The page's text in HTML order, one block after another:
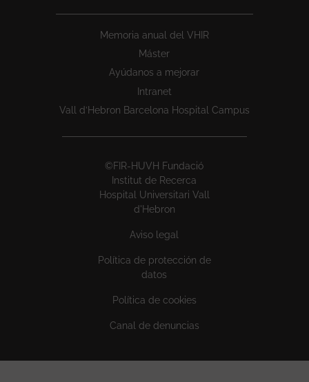
Memoria anual del VHIR
Máster
Ayúdanos a mejorar
Intranet
Vall d’Hebron Barcelona Hospital Campus
©FIR-HUVH Fundació
Institut de Recerca
Hospital Universitari Vall
d'Hebron
Aviso legal
Política de protección de
datos
Política de cookies
Canal de denuncias